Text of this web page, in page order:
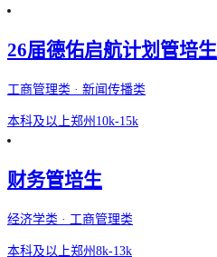
26届德佑启航计划管培生
工商管理类 · 新闻传播类
本科及以上郑州 10k-15k
财务管培生
经济学类 · 工商管理类
本科及以上郑州 8k-13k